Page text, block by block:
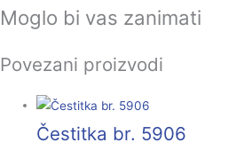
Moglo bi vas zanimati
Povezani proizvodi
Čestitka br. 5906